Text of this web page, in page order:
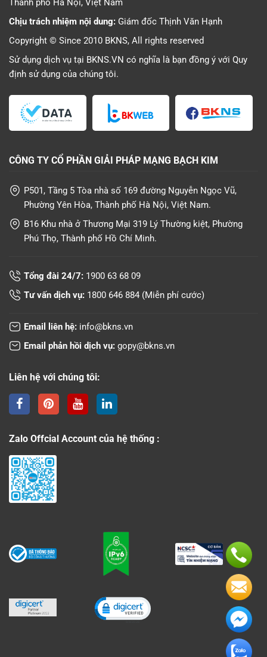
Thành phố Hà Nội, Việt Nam
Chịu trách nhiệm nội dung: Giám đốc Thịnh Văn Hạnh
Copyright © Since 2010 BKNS, All rights reserved
Sử dụng dịch vụ tại BKNS.VN có nghĩa là bạn đồng ý với Quy
định sử dụng của chúng tôi.
CÔNG TY CỔ PHẦN GIẢI PHÁP MẠNG BẠCH KIM
P501, Tầng 5 Tòa nhà số 169 đường Nguyễn Ngọc Vũ,
Phường Yên Hòa, Thành phố Hà Nội, Việt Nam.
B16 Khu nhà ở Thương Mại 319 Lý Thường kiệt, Phường
Phú Thọ, Thành phố Hồ Chí Minh.
Tổng đài 24/7: 1900 63 68 09
Tư vấn dịch vụ: 1800 646 884 (Miễn phí cước)
Email liên hệ: info@bkns.vn
Email phản hồi dịch vụ: gopy@bkns.vn
Liên hệ với chúng tôi:
Zalo Offcial Account của hệ thống :
Click to open certificate